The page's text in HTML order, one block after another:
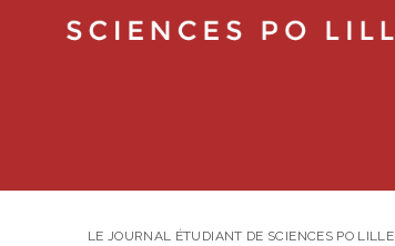
LE JOURNAL ÉTUDIANT DE SCIENCES PO LILLE